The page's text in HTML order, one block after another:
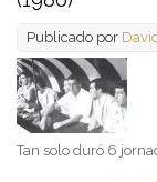
Publicado por
Tan solo duró 6